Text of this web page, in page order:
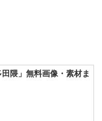
隈」無料画像・素材ま